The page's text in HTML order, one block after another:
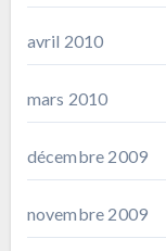
avril 2010
mars 2010
décembre 2009
novembre 2009